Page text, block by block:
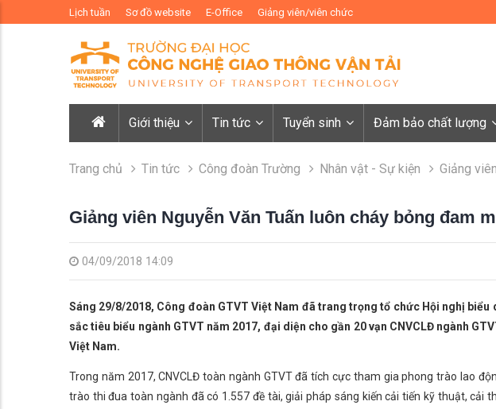
Lịch tuần Sơ đồ website E-Office Giảng viên/viên chức
Giới thiệu Tin tức Tuyển sinh Đảm bảo chất lượng
Trang chủ Tin tức Công đoàn Trường Nhân vật - Sự kiện Giảng
Giảng viên Nguyễn Văn Tuấn luôn cháy bỏng đam
04/09/2018 14:09
Sáng 29/8/2018, Công đoàn GTVT Việt Nam đã trang trọng tổ chức Hội nghị biểu
sắc tiêu biểu ngành GTVT năm 2017, đại diện cho gần 20 vạn CNVCLĐ ngành
Việt Nam.
Trong năm 2017, CNVCLĐ toàn ngành GTVT đã tích cực tham gia phong trào lao
trào thi đua toàn ngành đã có 1.557 đề tài, giải pháp sáng kiến cải tiến kỹ thuật, cải